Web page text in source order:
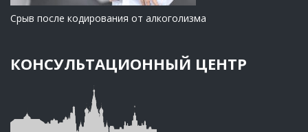
Срыв после кодирования от алкоголизма
КОНСУЛЬТАЦИОННЫЙ ЦЕНТР